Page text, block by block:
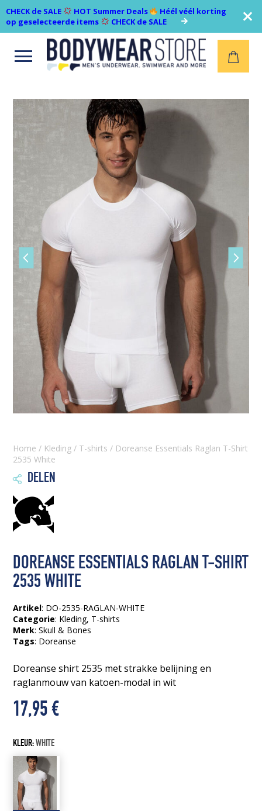
CHECK de SALE HOT Summer Deals
Héél véél korting
op geselecteerde items
CHECK de SALE
Open
Vorige
slide
slide
Home / Kleding / T-shirts / Doreanse Essentials Raglan T-Shirt
2535 White
 DELEN
DOREANSE ESSENTIALS RAGLAN T-SHIRT
2535 WHITE
Artikel: DO-2535-RAGLAN-WHITE
Categorie: Kleding, T-shirts
Merk: Skull & Bones
Tags: Doreanse
Doreanse shirt 2535 met strakke belijning en
raglanmouw van katoen-modal in wit
17,95€
KLEUR:WHITE